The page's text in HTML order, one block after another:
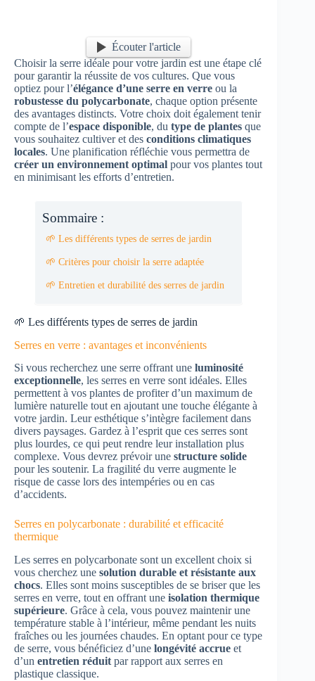
Écouter l'article
Choisir la serre idéale pour votre jardin est une étape clé
pour garantir la réussite de vos cultures. Que vous
optiez pour l’élégance d’une serre en verre ou la
robustesse du polycarbonate, chaque option présente
des avantages distincts. Votre choix doit également tenir
compte de l’espace disponible, du type de plantes que
vous souhaitez cultiver et des conditions climatiques
locales. Une planification réfléchie vous permettra de
créer un environnement optimal pour vos plantes tout
en minimisant les efforts d’entretien.
Sommaire :
🌱 Les différents types de serres de jardin
🌱 Critères pour choisir la serre adaptée
🌱 Entretien et durabilité des serres de jardin
🌱 Les différents types de serres de jardin
Serres en verre : avantages et inconvénients
Si vous recherchez une serre offrant une luminosité
exceptionnelle, les serres en verre sont idéales. Elles
permettent à vos plantes de profiter d’un maximum de
lumière naturelle tout en ajoutant une touche élégante à
votre jardin. Leur esthétique s’intègre facilement dans
divers paysages. Gardez à l’esprit que ces serres sont
plus lourdes, ce qui peut rendre leur installation plus
complexe. Vous devrez prévoir une structure solide
pour les soutenir. La fragilité du verre augmente le
risque de casse lors des intempéries ou en cas
d’accidents.
Serres en polycarbonate : durabilité et efficacité
thermique
Les serres en polycarbonate sont un excellent choix si
vous cherchez une solution durable et résistante aux
chocs. Elles sont moins susceptibles de se briser que les
serres en verre, tout en offrant une isolation thermique
supérieure. Grâce à cela, vous pouvez maintenir une
température stable à l’intérieur, même pendant les nuits
fraîches ou les journées chaudes. En optant pour ce type
de serre, vous bénéficiez d’une longévité accrue et
d’un entretien réduit par rapport aux serres en
plastique classique.